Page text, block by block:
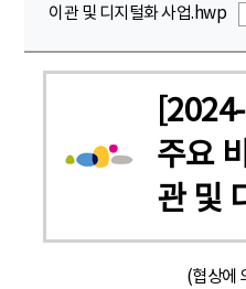
이관 및 디지털화 사업.hwp
주요
관 및
(협상에